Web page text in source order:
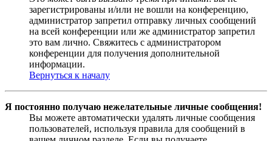
зарегистрированы и/или не вошли на конференцию,
администратор запретил отправку личных сообщений
на всей конференции или же администратор запретил
это вам лично. Свяжитесь с администратором
конференции для получения дополнительной
информации.
Вернуться к началу
Я постоянно получаю нежелательные личные сообщения!
Вы можете автоматически удалять личные сообщения
пользователей, используя правила для сообщений в